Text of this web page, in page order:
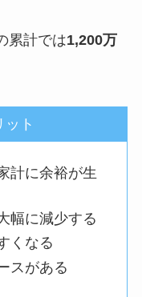
累計では1,200万
ト
計に余裕が生
幅に減少する
くなる
スがある